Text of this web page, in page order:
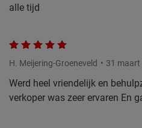
alle tijd
H. Meijering-Groeneveld 31 maart
Werd heel vriendelijk en
verkoper was zeer ervaren En